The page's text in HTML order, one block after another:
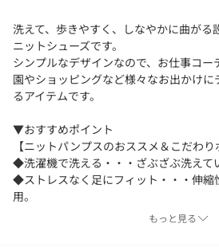
洗えて、歩きやすく、しなやかに曲がる
ニットシューズです。
シンプルなデザインなので、お仕事コー
園やショッピングなど様々なお出かけに
るアイテムです。
▼おすすめポイント
【ニットパンプスのおススメ＆こだわり
◆洗濯機で洗える・・・ざぶざぶ洗えて
◆ストレスなく足にフィット・・・伸縮
用。
◆柔らかなかかと＆つま先芯・・・かか
もっと見る